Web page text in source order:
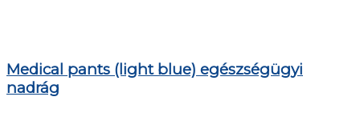
Medical pants (light blue) egészségügyi
nadrág